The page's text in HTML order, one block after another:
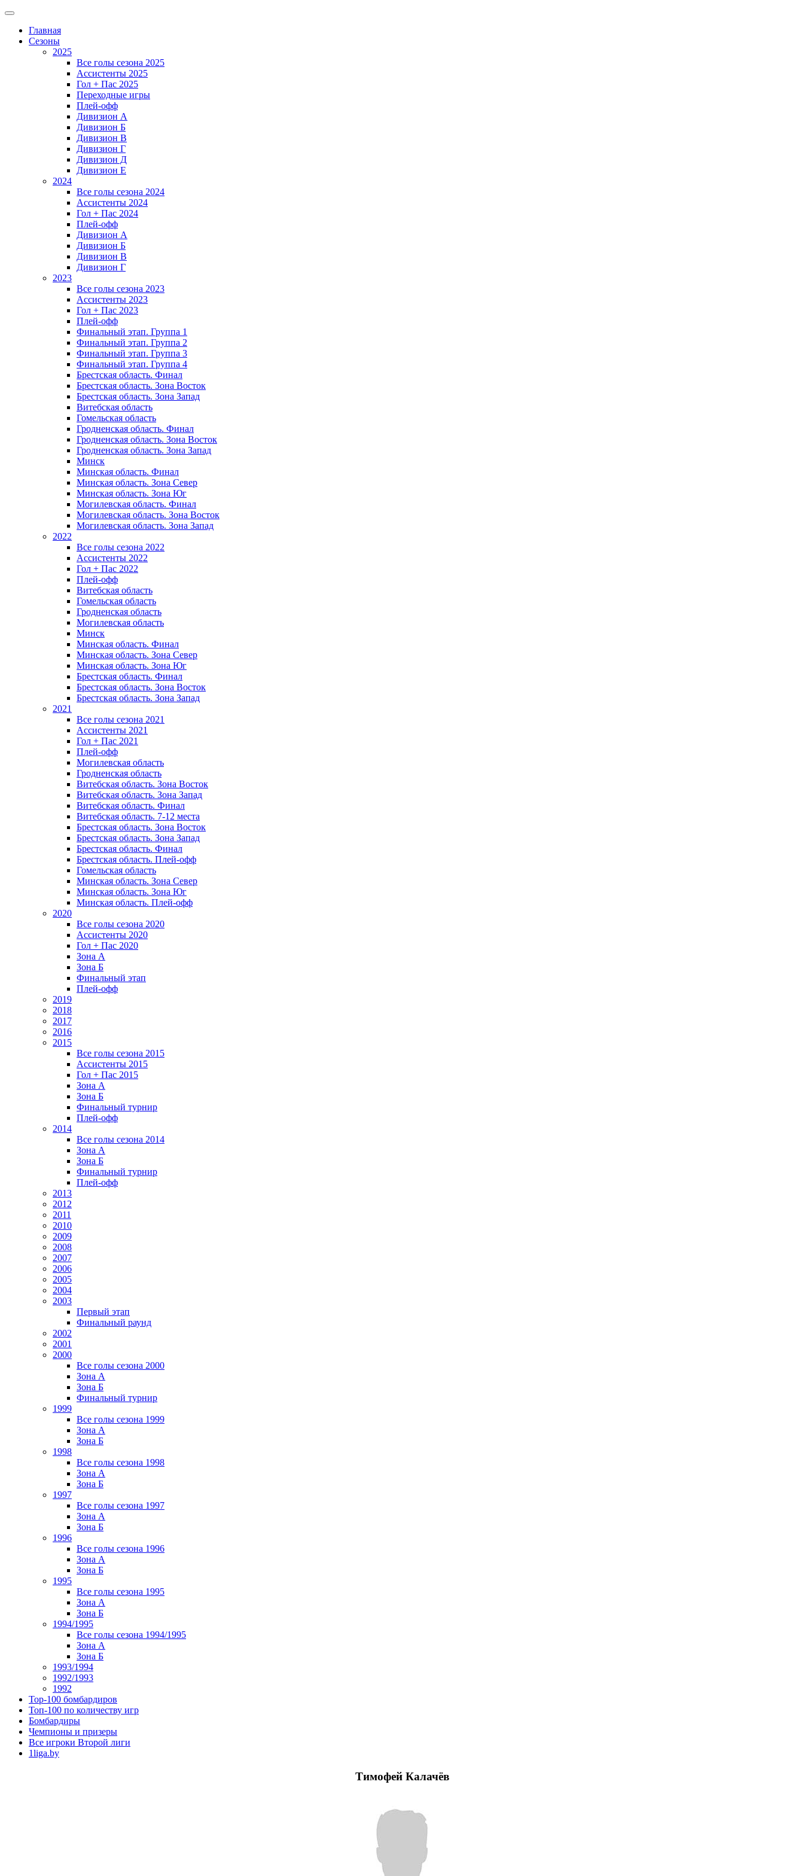
Главная
Сезоны
2025
Все голы сезона 2025
Ассистенты 2025
Гол + Пас 2025
Переходные игры
Плей-офф
Дивизион A
Дивизион Б
Дивизион В
Дивизион Г
Дивизион Д
Дивизион Е
2024
Все голы сезона 2024
Ассистенты 2024
Гол + Пас 2024
Плей-офф
Дивизион A
Дивизион Б
Дивизион В
Дивизион Г
2023
Все голы сезона 2023
Ассистенты 2023
Гол + Пас 2023
Плей-офф
Финальный этап. Группа 1
Финальный этап. Группа 2
Финальный этап. Группа 3
Финальный этап. Группа 4
Брестская область. Финал
Брестская область. Зона Восток
Брестская область. Зона Запад
Витебская область
Гомельская область
Гродненская область. Финал
Гродненская область. Зона Восток
Гродненская область. Зона Запад
Минск
Минская область. Финал
Минская область. Зона Север
Минская область. Зона Юг
Могилевская область. Финал
Могилевская область. Зона Восток
Могилевская область. Зона Запад
2022
Все голы сезона 2022
Ассистенты 2022
Гол + Пас 2022
Плей-офф
Витебская область
Гомельская область
Гродненская область
Могилевская область
Минск
Mинская область. Финал
Минская область. Зона Север
Минская область. Зона Юг
Брестская область. Финал
Брестская область. Зона Восток
Брестская область. Зона Запад
2021
Все голы сезона 2021
Ассистенты 2021
Гол + Пас 2021
Плей-офф
Могилевская область
Гродненская область
Витебская область. Зона Восток
Витебская область. Зона Запад
Витебская область. Финал
Витебская область. 7-12 места
Брестская область. Зона Восток
Брестская область. Зона Запад
Брестская область. Финал
Брестская область. Плей-офф
Гомельская область
Минская область. Зона Север
Минская область. Зона Юг
Минская область. Плей-офф
2020
Все голы сезона 2020
Ассистенты 2020
Гол + Пас 2020
Зона А
Зона Б
Финальный этап
Плей-офф
2019
2018
2017
2016
2015
Все голы сезона 2015
Ассистенты 2015
Гол + Пас 2015
Зона А
Зона Б
Финальный турнир
Плей-офф
2014
Все голы сезона 2014
Зона А
Зона Б
Финальный турнир
Плей-офф
2013
2012
2011
2010
2009
2008
2007
2006
2005
2004
2003
Первый этап
Финальный раунд
2002
2001
2000
Все голы сезона 2000
Зона А
Зона Б
Финальный турнир
1999
Все голы сезона 1999
Зона А
Зона Б
1998
Все голы сезона 1998
Зона А
Зона Б
1997
Все голы сезона 1997
Зона А
Зона Б
1996
Все голы сезона 1996
Зона А
Зона Б
1995
Все голы сезона 1995
Зона А
Зона Б
1994/1995
Все голы сезона 1994/1995
Зона А
Зона Б
1993/1994
1992/1993
1992
Top-100 бомбардиров
Топ-100 по количеству игр
Бомбардиры
Чемпионы и призеры
Все игроки Второй лиги
1liga.by
Тимофей Калачёв